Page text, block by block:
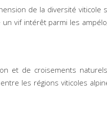
de la diversité
vif intérêt parmi les
et de croisements
les régions viticoles